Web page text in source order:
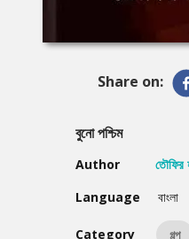
Share on:
বুনো পশ্চিম
Author
তৌফির
Language
বাংলা
Category গল্প